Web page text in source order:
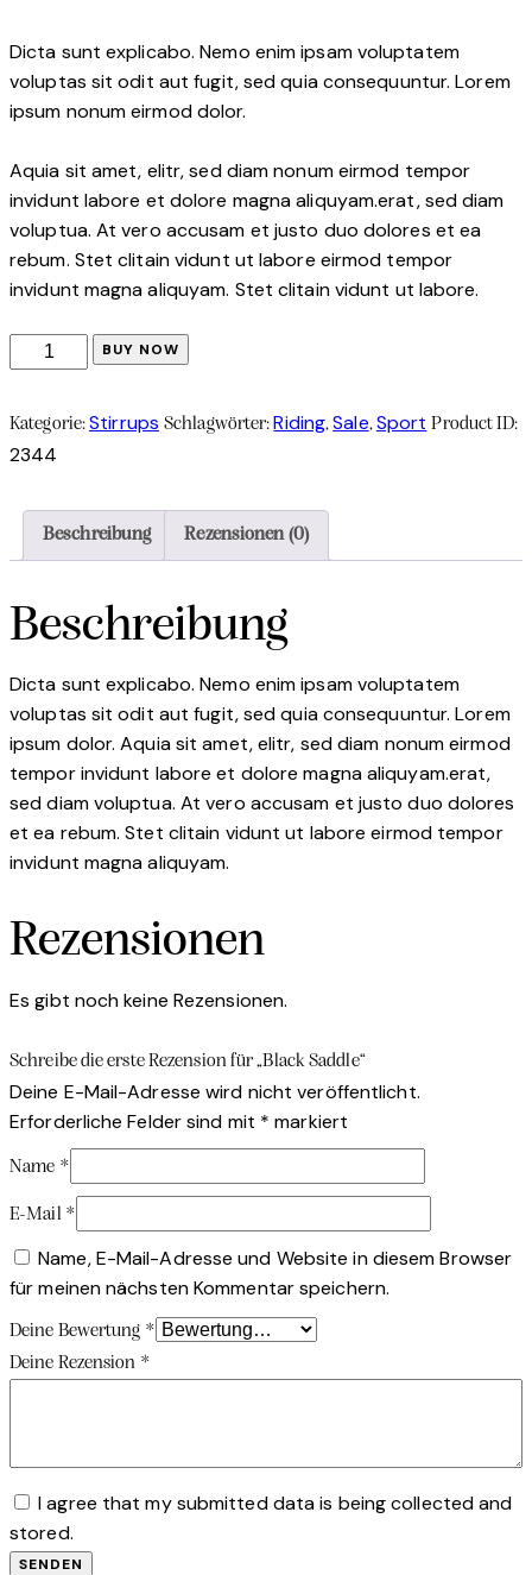
Dicta sunt explicabo. Nemo enim ipsam voluptatem
voluptas sit odit aut fugit, sed quia consequuntur. Lorem
ipsum nonum eirmod dolor.
Aquia sit amet, elitr, sed diam nonum eirmod tempor
invidunt labore et dolore magna aliquyam.erat, sed diam
voluptua. At vero accusam et justo duo dolores et ea
rebum. Stet clitain vidunt ut labore eirmod tempor
invidunt magna aliquyam. Stet clitain vidunt ut labore.
BUY NOW
Kategorie:Stirrups Schlagwörter: Riding,Sale,Sport Product ID:
2344
Beschreibung Rezensionen (0)
Beschreibung
Dicta sunt explicabo. Nemo enim ipsam voluptatem
voluptas sit odit aut fugit, sed quia consequuntur. Lorem
ipsum dolor. Aquia sit amet, elitr, sed diam nonum eirmod
tempor invidunt labore et dolore magna aliquyam.erat,
sed diam voluptua. At vero accusam et justo duo dolores
et ea rebum. Stet clitain vidunt ut labore eirmod tempor
invidunt magna aliquyam.
Rezensionen
Es gibt noch keine Rezensionen.
Schreibe die erste Rezension für „Black Saddle“
Deine E-Mail-Adresse wird nicht veröffentlicht.
Erforderliche Felder sind mit * markiert
Name *
E-Mail *
Name, E-Mail-Adresse und Website in diesem Browser
für meinen nächsten Kommentar speichern.
Deine Bewertung *
Deine Rezension *
I agree that my submitted data is being collected and
stored.